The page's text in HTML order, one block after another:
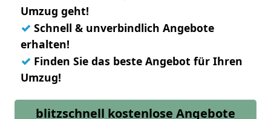
Umzug geht!
✓ Schnell & unverbindlich Angebote
erhalten!
✓ Finden Sie das beste Angebot für Ihren
Umzug!
blitzschnell kostenlose Angebote